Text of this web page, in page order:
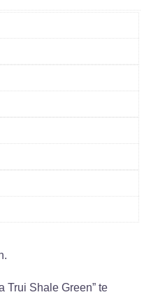
Trui Shale Green” te